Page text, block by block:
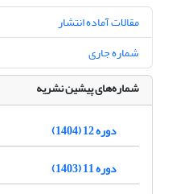
مقالات آماده انتشار
شماره جاری
شماره‌های پیشین نشریه
دوره 12 (1404)
دوره 11 (1403)